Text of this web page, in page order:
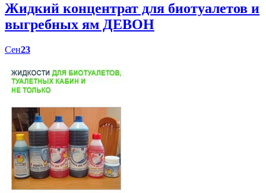
Жидкий концентрат для биотуалетов и
выгребных ям ДЕВОН
Сен23